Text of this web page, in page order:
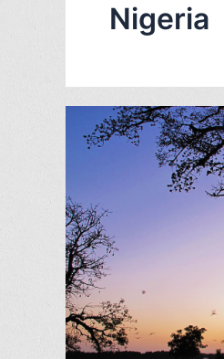
Nigeria